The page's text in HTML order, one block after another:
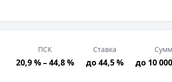
ПСК
20,9 % – 44,8 %
Ставка
до 44,5 % до 10